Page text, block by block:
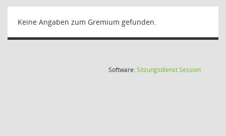
Keine Angaben zum Gremium gefunden.
Software:SitzungsdienstSession(Wird in